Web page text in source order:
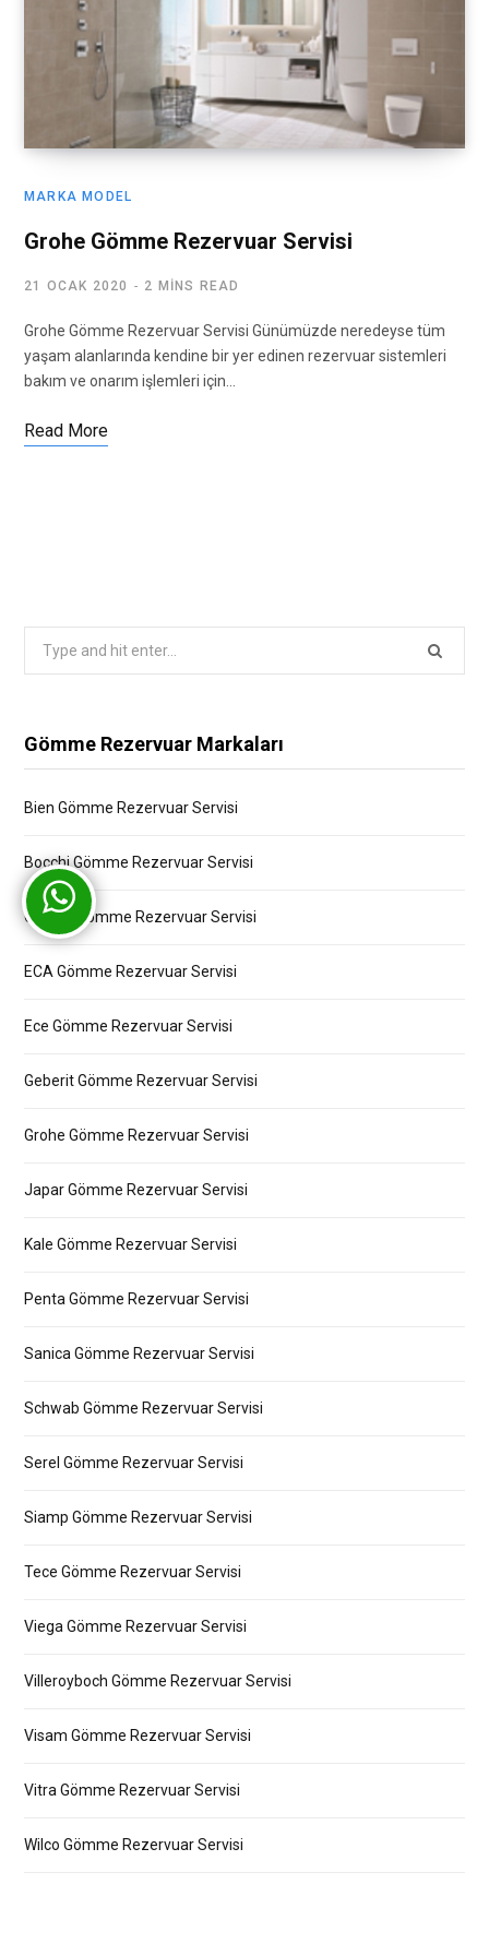
MARKA MODEL
Grohe Gömme Rezervuar Servisi
21 OCAK 2020 2 MINS READ
Grohe Gömme Rezervuar Servisi Günümüzde neredeyse tüm
yaşam alanlarında kendine bir yer edinen rezervuar sistemleri
bakım ve onarım işlemleri için…
Read More
Gömme Rezervuar Markaları
Bien Gömme Rezervuar Servisi
Bocchi Gömme Rezervuar Servisi
Creavit Gömme Rezervuar Servisi
ECA Gömme Rezervuar Servisi
Ece Gömme Rezervuar Servisi
Geberit Gömme Rezervuar Servisi
Grohe Gömme Rezervuar Servisi
Japar Gömme Rezervuar Servisi
Kale Gömme Rezervuar Servisi
Penta Gömme Rezervuar Servisi
Sanica Gömme Rezervuar Servisi
Schwab Gömme Rezervuar Servisi
Serel Gömme Rezervuar Servisi
Siamp Gömme Rezervuar Servisi
Tece Gömme Rezervuar Servisi
Viega Gömme Rezervuar Servisi
Villeroyboch Gömme Rezervuar Servisi
Visam Gömme Rezervuar Servisi
Vitra Gömme Rezervuar Servisi
Wilco Gömme Rezervuar Servisi